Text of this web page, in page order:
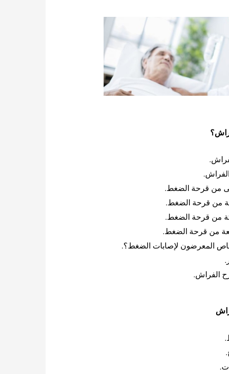
من قرحة الضغط.
من قرحة الضغط.
من قرحة الضغط.
من قرحة الضغط.
المعرضون لإصابات الضغط؟.
الفراش.